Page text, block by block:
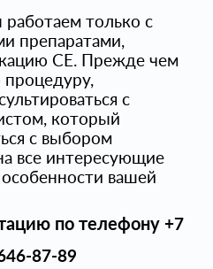
только с
препаратами,
CE. Прежде чем
с
который
с выбором
все интересующие
вашей
по телефону +7
87-89